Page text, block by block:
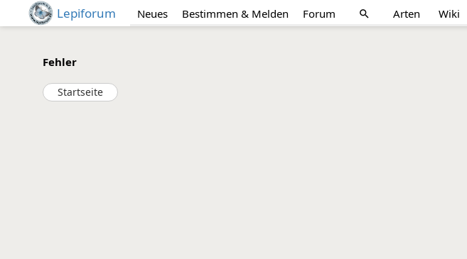
Lepiforum Neues Bestimmen & Melden Forum search Arten Wiki
Fehler
Startseite